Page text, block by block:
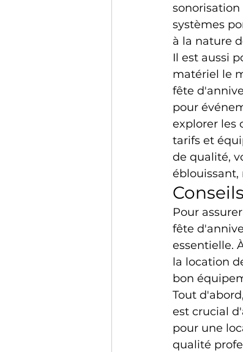
systèmes
à la nature
Il est aussi
matériel le
fête
pour
explorer les
tarifs et
de qualité,
éblouissant,
Pour
fête
essentielle.
la location
bon
Tout
est crucial
pour une
qualité